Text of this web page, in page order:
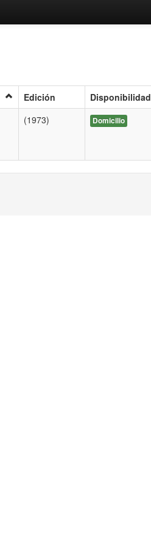
Edición Disponibilidad
(1973) Domicilio